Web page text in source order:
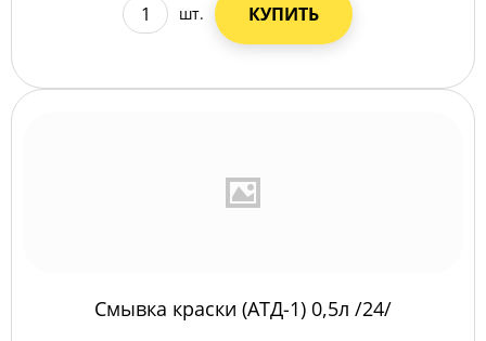
шт. КУПИТЬ
Смывка краски (АТД-1) 0,5л /24/